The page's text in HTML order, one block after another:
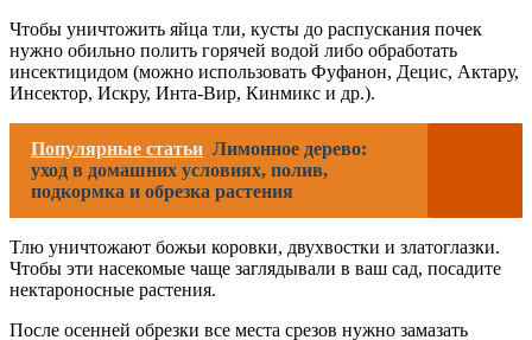
Чтобы уничтожить яйца тли, кусты до распускания почек
нужно обильно полить горячей водой либо обработать
инсектицидом (можно использовать Фуфанон, Децис, Актару,
Инсектор, Искру, Инта-Вир, Кинмикс и др.).
Популярные статьи Лимонное дерево:
уход в домашних условиях, полив,
подкормка и обрезка растения
Тлю уничтожают божьи коровки, двухвостки и златоглазки.
Чтобы эти насекомые чаще заглядывали в ваш сад, посадите
нектароносные растения.
После осенней обрезки все места срезов нужно замазать